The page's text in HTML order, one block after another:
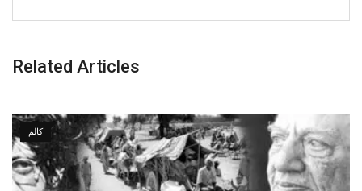
Related Articles
کالم